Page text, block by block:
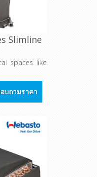
Slimline
spaces like
บถามราคา